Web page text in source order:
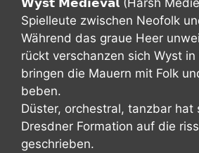
𝗪𝘆𝘀𝘁 𝗠𝗲𝗱𝗶𝗲𝘃𝗮𝗹 (Harsh
Spielleute zwischen Neofolk
Während das graue Heer
rückt verschanzen sich Wyst in
bringen die Mauern mit Folk
beben.
Düster, orchestral, tanzbar hat
Dresdner Formation auf die
geschrieben.